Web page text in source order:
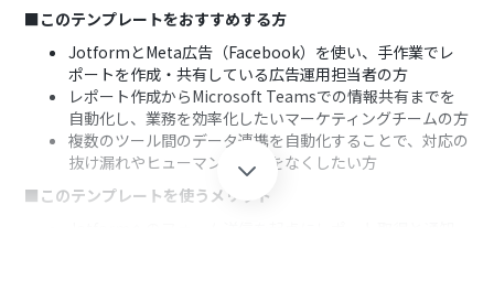
■このテンプレートをおすすめする方
JotformとMeta広告（Facebook）を使い、手作業でレ
ポートを作成・共有している広告運用担当者の方
レポート作成からMicrosoft Teamsでの情報共有までを
自動化し、業務を効率化したいマーケティングチームの方
複数のツール間のデータ連携を自動化することで、対応の
抜け漏れやヒューマンエラーをなくしたい方
■このテンプレートを使うメリット